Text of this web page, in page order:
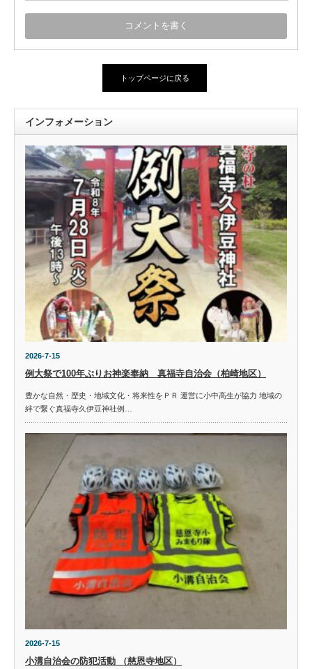
トップページに戻る
インフォメーション
2026-7-15
例大祭で100年ぶりお神楽奉納 真福寺自治会（柏崎地区）
豊かな自然・歴史・地域文化・将来性をＰＲ 運営に小中高生が協力 地域の
絆で繋ぐ真福寺久伊豆神社例…
2026-7-15
小溝自治会の防犯活動 （慈恩寺地区）